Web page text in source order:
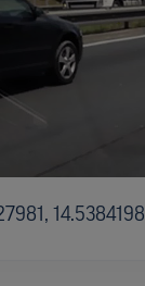
14.5384198